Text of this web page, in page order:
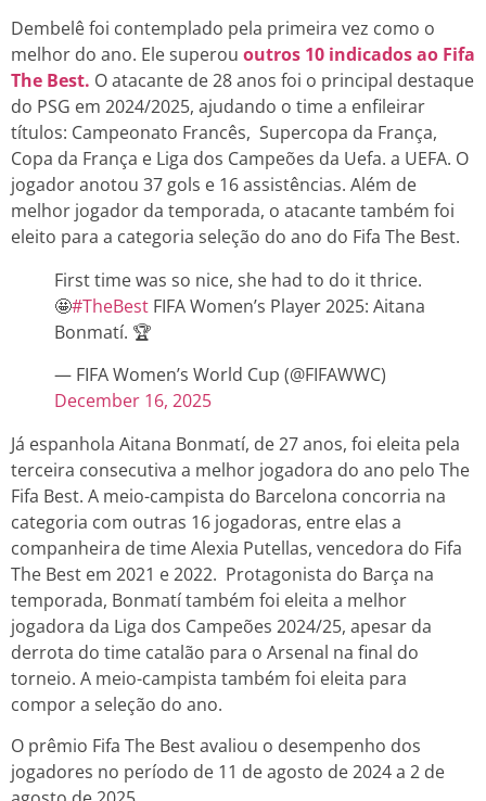
Dembelê foi contemplado pela primeira vez como o
melhor do ano. Ele superou outros 10 indicados ao Fifa
The Best. O atacante de 28 anos foi o principal destaque
do PSG em 2024/2025, ajudando o time a enfileirar
títulos: Campeonato Francês, Supercopa da França,
Copa da França e Liga dos Campeões da Uefa. a UEFA. O
jogador anotou 37 gols e 16 assistências. Além de
melhor jogador da temporada, o atacante também foi
eleito para a categoria seleção do ano do Fifa The Best.
First time was so nice, she had to do it thrice.
🤩#TheBest FIFA Women’s Player 2025: Aitana
Bonmatí. 🏆
— FIFA Women’s World Cup (@FIFAWWC)
December 16, 2025
Já espanhola Aitana Bonmatí, de 27 anos, foi eleita pela
terceira consecutiva a melhor jogadora do ano pelo The
Fifa Best. A meio-campista do Barcelona concorria na
categoria com outras 16 jogadoras, entre elas a
companheira de time Alexia Putellas, vencedora do Fifa
The Best em 2021 e 2022. Protagonista do Barça na
temporada, Bonmatí também foi eleita a melhor
jogadora da Liga dos Campeões 2024/25, apesar da
derrota do time catalão para o Arsenal na final do
torneio. A meio-campista também foi eleita para
compor a seleção do ano.
O prêmio Fifa The Best avaliou o desempenho dos
jogadores no período de 11 de agosto de 2024 a 2 de